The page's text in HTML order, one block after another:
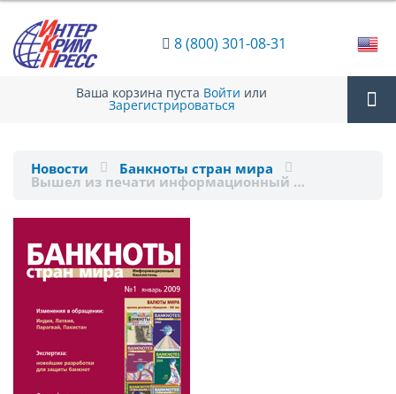
8 (800) 301-08-31
Ваша корзина пуста Войти или
Зарегистрироваться
Новости Банкноты стран мира
Вышел из печати информационный …